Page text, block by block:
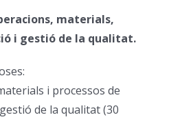
materials,
i gestió de la qualitat.
i processos de
de la qualitat (30